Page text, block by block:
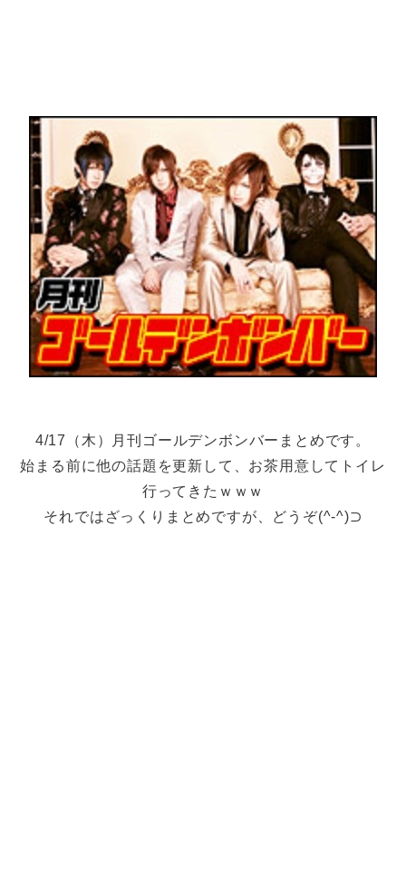
4/17（木）月刊ゴールデンボンバーまとめです。
始まる前に他の話題を更新して、お茶用意してトイレ
行ってきたｗｗｗ
それではざっくりまとめですが、どうぞ(^-^)⊃